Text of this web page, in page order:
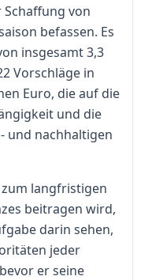
von
befassen. Es
insgesamt 3,3
Vorschläge in
Euro, die auf die
und die
und nachhaltigen
langfristigen
beitragen wird,
darin sehen,
jeder
er seine